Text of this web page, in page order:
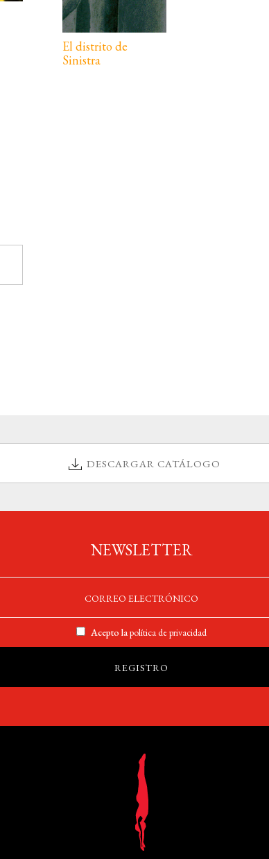
El distrito de
Sinistra
DESCARGAR CATÁLOGO
NEWSLETTER
Acepto lapolítica de privacidad